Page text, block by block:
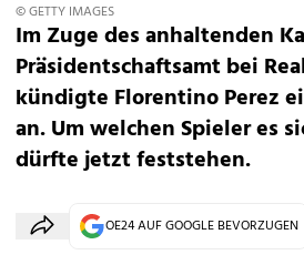
© GETTY IMAGES
Im Zuge des anhaltenden
Präsidentschaftsamt bei
kündigte Florentino Perez
an. Um welchen Spieler es
dürfte jetzt feststehen.
OE24 AUF GOOGLE BEVORZUGEN